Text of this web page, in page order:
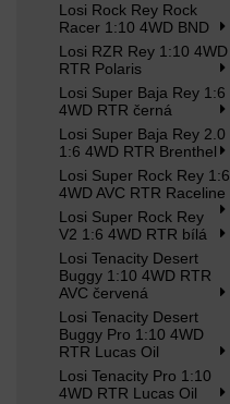
Losi Rock Rey Rock
Racer 1:10 4WD BND
Losi RZR Rey 1:10 4WD
RTR Polaris
Losi Super Baja Rey 1:6
4WD RTR černá
Losi Super Baja Rey 2.0
1:6 4WD RTR Brenthel
Losi Super Rock Rey 1:6
4WD AVC RTR Raceline
Losi Super Rock Rey
V2 1:6 4WD RTR bílá
Losi Tenacity Desert
Buggy 1:10 4WD RTR
AVC červená
Losi Tenacity Desert
Buggy Pro 1:10 4WD
RTR Lucas Oil
Losi Tenacity Pro 1:10
4WD RTR Lucas Oil